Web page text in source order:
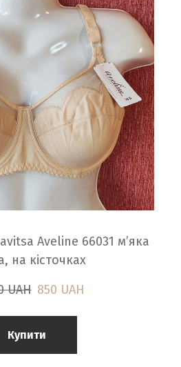
Aveline 66031 м’яка
на кісточках
UAH 850 UAH
Купити